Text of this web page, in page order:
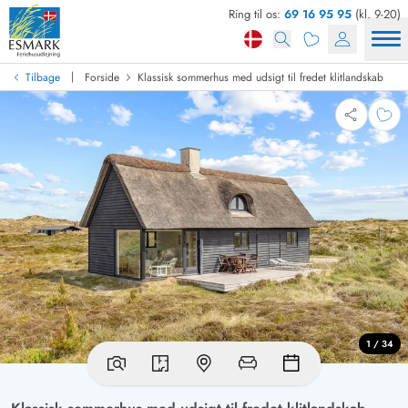
Ring til os: 69 16 95 95 (kl. 9-20)
Tilbage | Forside Klassisk sommerhus med udsigt til fredet klitlandskab
1 / 34